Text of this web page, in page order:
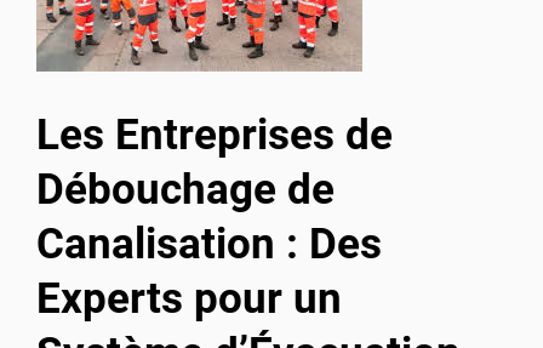
Les Entreprises de
Débouchage de
Canalisation : Des
Experts pour un